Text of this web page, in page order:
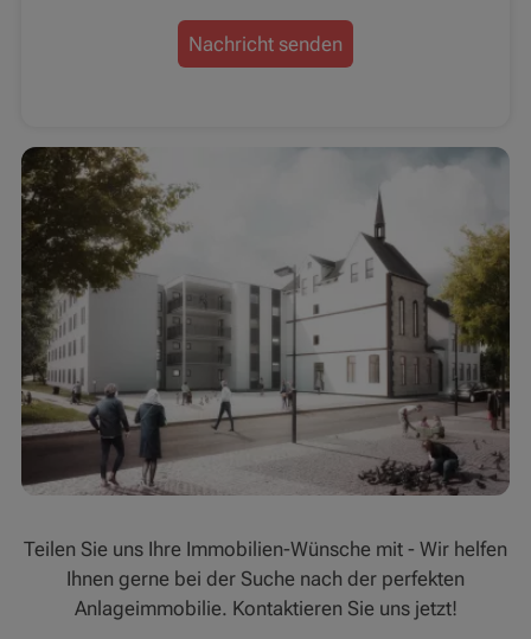
Nachricht senden
Teilen Sie uns Ihre Immobilien-Wünsche mit - Wir helfen
Ihnen gerne bei der Suche nach der perfekten
Anlageimmobilie. Kontaktieren Sie uns jetzt!